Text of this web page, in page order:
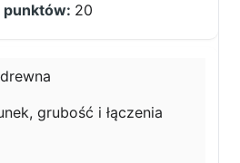
20
grubość i łączenia